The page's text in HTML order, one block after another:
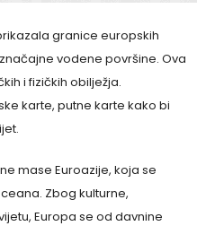
granice europskih
vodene površine. Ova
i fizičkih obilježja.
karte, putne karte kako bi
mase Euroazije, koja se
Zbog kulturne,
Europa se od davnine